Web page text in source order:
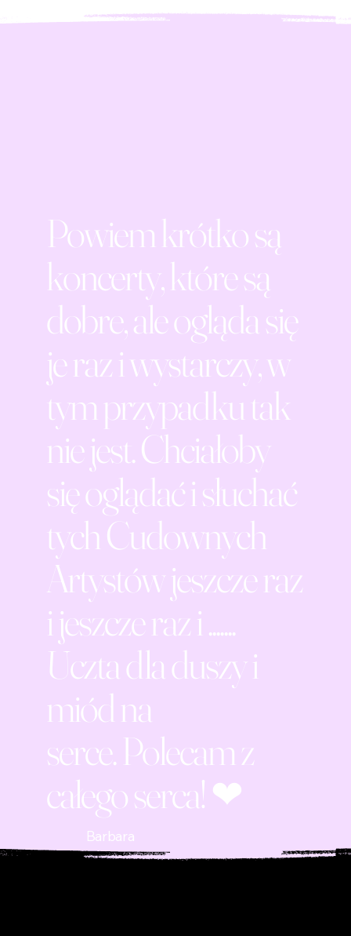
Powiem krótko są
koncerty, które są
dobre, ale ogląda się
je raz i wystarczy, w
tym przypadku tak
nie jest. Chciałoby
się oglądać i słuchać
tych Cudownych
Artystów jeszcze raz
i jeszcze raz i .......
Uczta dla duszy i
miód na
serce. Polecam z
całego serca! ❤
Barbara